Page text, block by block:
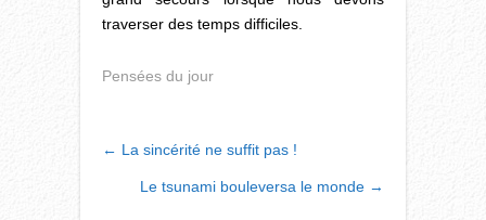
traverser des temps difficiles.
Pensées du jour
POST
NAVIGATION
← La sincérité ne suffit pas !
Le tsunami bouleversa le monde →